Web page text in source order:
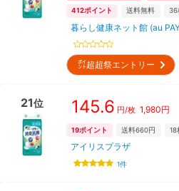
412ポイント 送料無料 36
暮らし健康ネット館 (au
㌽超超祭エントリー
21位 145.6 円/枚 1,980円
19ポイント 送料660円 18
アイリスプラザ
1件